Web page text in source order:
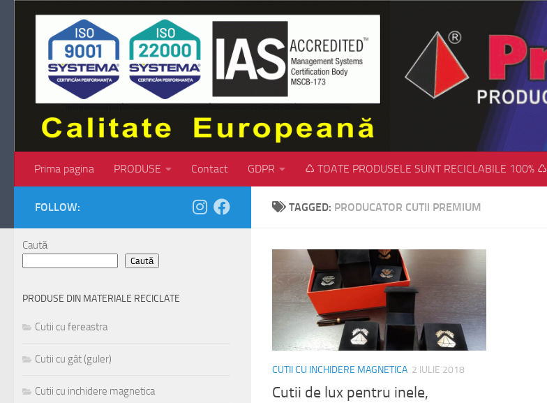
Skip to content
Prima pagina PRODUSE Contact GDPR ♺ TOATE PRODUSELE SUNT RECICLABILE 100% ♺
TAGGED: PRODUCATOR CUTII PREMIUM
CUTII CU INCHIDERE MAGNETICA 2 IULIE 2018
Cutii de lux pentru inele,
FOLLOW:
Caută
Caută
PRODUSE DIN MATERIALE RECICLATE
Cutii cu fereastra
Cutii cu gât (guler)
Cutii cu inchidere magnetica